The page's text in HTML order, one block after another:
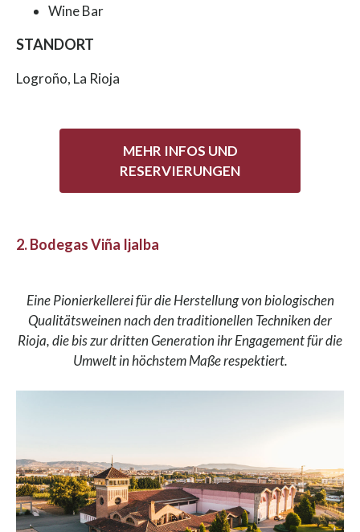
Wine Bar
STANDORT
Logroño, La Rioja
MEHR INFOS UND
RESERVIERUNGEN
2. Bodegas Viña Ijalba
Eine Pionierkellerei für die Herstellung von biologischen
Qualitätsweinen nach den traditionellen Techniken der
Rioja, die bis zur dritten Generation ihr Engagement für die
Umwelt in höchstem Maße respektiert.